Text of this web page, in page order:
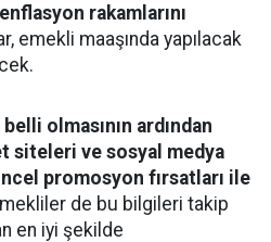
rakamlarını
emekli maaşında yapılacak
olmasının ardından
siteleri ve sosyal medya
promosyon fırsatları ile
de bu bilgileri takip
en iyi şekilde